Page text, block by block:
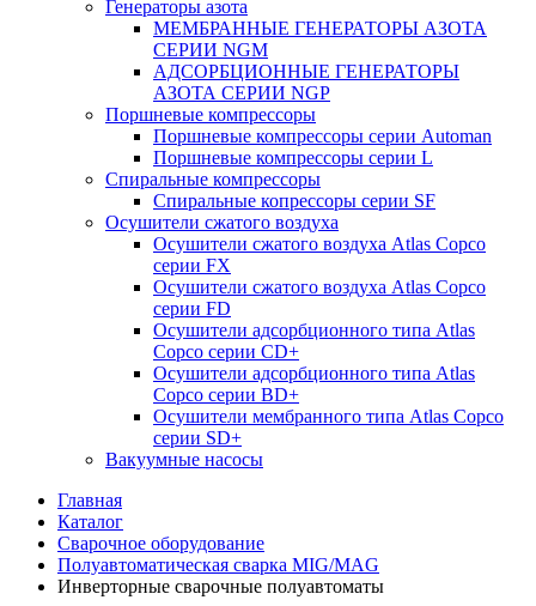
Генераторы азота
МЕМБРАННЫЕ ГЕНЕРАТОРЫ АЗОТА
СЕРИИ NGM
АДСОРБЦИОННЫЕ ГЕНЕРАТОРЫ
АЗОТА СЕРИИ NGP
Поршневые компрессоры
Поршневые компрессоры серии Automan
Поршневые компрессоры серии L
Спиральные компрессоры
Спиральные копрессоры серии SF
Осушители сжатого воздуха
Осушители сжатого воздуха Atlas Copco
серии FX
Осушители сжатого воздуха Atlas Copco
серии FD
Осушители адсорбционного типа Atlas
Copco серии СD+
Осушители адсорбционного типа Atlas
Copco серии BD+
Осушители мембранного типа Atlas Copco
серии SD+
Вакуумные насосы
Главная
Каталог
Сварочное оборудование
Полуавтоматическая сварка MIG/MAG
Инверторные сварочные полуавтоматы